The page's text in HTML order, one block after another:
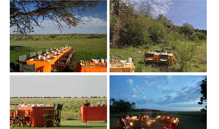
Show larger version Show larger version
Show larger version